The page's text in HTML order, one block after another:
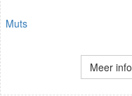
Muts
Meer info